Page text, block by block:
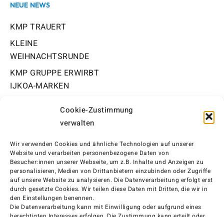
Cookie-Zustimmung
verwalten
Wir verwenden Cookies und ähnliche Technologien auf unserer
Website und verarbeiten personenbezogene Daten von
Besucher:innen unserer Webseite, um z.B. Inhalte und Anzeigen zu
personalisieren, Medien von Drittanbietern einzubinden oder Zugriffe
auf unsere Website zu analysieren. Die Datenverarbeitung erfolgt erst
durch gesetzte Cookies. Wir teilen diese Daten mit Dritten, die wir in
den Einstellungen benennen.
Die Datenverarbeitung kann mit Einwilligung oder aufgrund eines
NEUE NEWS
KMP TRAUERT
KLEINE
WEIHNACHTSRUNDE
KMP GRUPPE ERWIRBT
IJKOA-MARKEN
WEIHNACHTEN!
OFFICE
Pfarrer-Findl-Straße 40
84307 Eggenfelden